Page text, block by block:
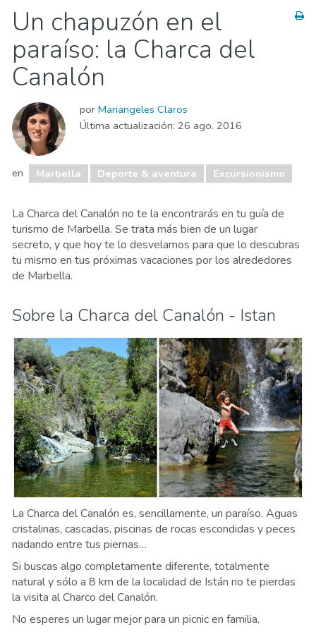
Agenda de eventos
Comida & Restaurantes
Deporte & aventura
Playas
Vida nocturna & Bares
Un chapuzón en el
paraíso: la Charca del
Canalón
por Mariangeles Claros
Última actualización: 26 ago. 2016
en Marbella Deporte & aventura Excursionismo
La Charca del Canalón no te la encontrarás en tu guía de
turismo de Marbella. Se trata más bien de un lugar
secreto, y que hoy te lo desvelamos para que lo descubras
tu mismo en tus próximas vacaciones por los alrededores
de Marbella.
Sobre la Charca del Canalón - Istan
La Charca del Canalón es, sencillamente, un paraíso. Aguas
cristalinas, cascadas, piscinas de rocas escondidas y peces
nadando entre tus piernas…
Si buscas algo completamente diferente, totalmente
natural y sólo a 8 km de la localidad de Istán no te pierdas
la visita al Charco del Canalón.
No esperes un lugar mejor para un picnic en familia.